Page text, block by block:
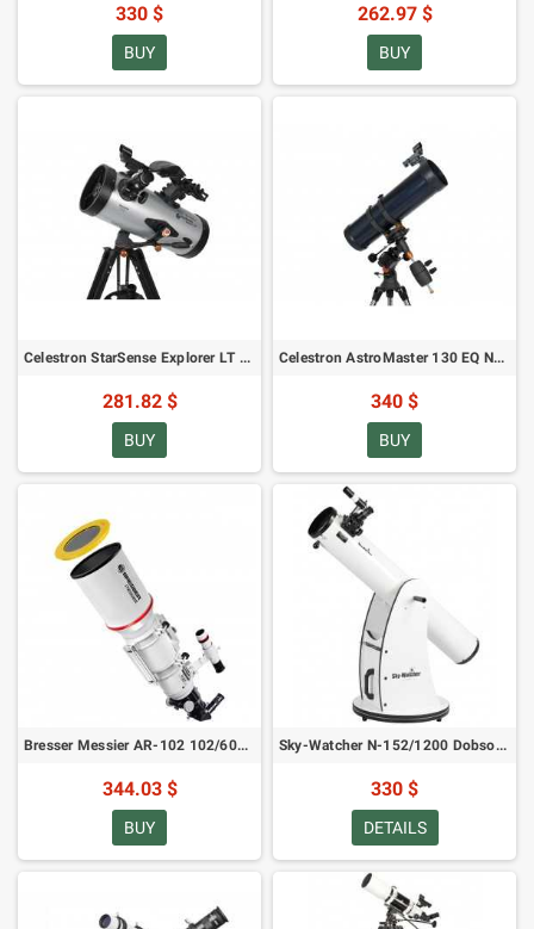
330 $
BUY
262.97 $
BUY
Celestron StarSense Explorer LT 127AZ teleskoop (SKU: 22453)
281.82 $
BUY
Celestron AstroMaster 130 EQ N-130/650 mootoriga teleskoop (SKU: 31051)
340 $
BUY
Bresser Messier AR-102 102/600 OTA optiline toru HEX fookertoruga
344.03 $
BUY
Sky-Watcher N-152/1200 Dobson 6" (ehk Dob 6" Classic 150P)
330 $
DETAILS